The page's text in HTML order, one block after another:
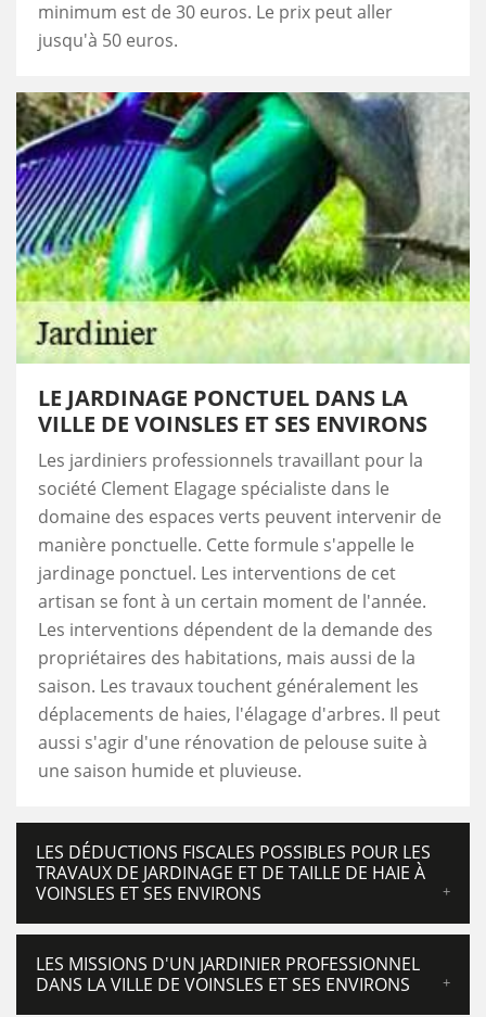
minimum est de 30 euros. Le prix peut aller
jusqu'à 50 euros.
LE JARDINAGE PONCTUEL DANS LA
VILLE DE VOINSLES ET SES ENVIRONS
Les jardiniers professionnels travaillant pour la
société Clement Elagage spécialiste dans le
domaine des espaces verts peuvent intervenir de
manière ponctuelle. Cette formule s'appelle le
jardinage ponctuel. Les interventions de cet
artisan se font à un certain moment de l'année.
Les interventions dépendent de la demande des
propriétaires des habitations, mais aussi de la
saison. Les travaux touchent généralement les
déplacements de haies, l'élagage d'arbres. Il peut
aussi s'agir d'une rénovation de pelouse suite à
une saison humide et pluvieuse.
LES DÉDUCTIONS FISCALES POSSIBLES POUR LES
TRAVAUX DE JARDINAGE ET DE TAILLE DE HAIE À
VOINSLES ET SES ENVIRONS
LES MISSIONS D'UN JARDINIER PROFESSIONNEL
DANS LA VILLE DE VOINSLES ET SES ENVIRONS